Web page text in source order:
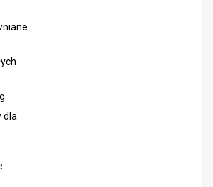
dla